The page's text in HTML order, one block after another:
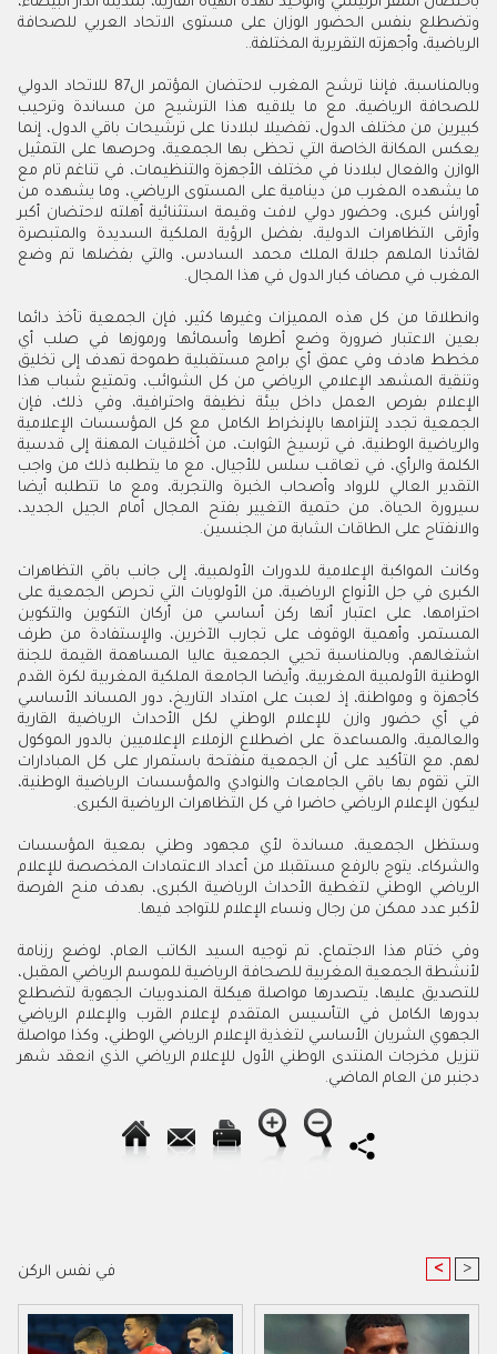
وتضطلع بنفس الحضور الوزان على مستوى الاتحاد العربي للصحافة
الرياضية، وأجهزته التقريرية المختلفة..
وبالمناسبة، فإننا ترشح المغرب لاحتضان المؤتمر ال87 للاتحاد الدولي
للصحافة الرياضية، مع ما يلاقيه هذا الترشيح من مساندة وترحيب
كبيرين من مختلف الدول، تفضيلا لبلادنا على ترشيحات باقي الدول، إنما
يعكس المكانة الخاصة التي تحظى بها الجمعية، وحرصها على التمثيل
الوازن والفعال لبلادنا في مختلف الأجهزة والتنظيمات، في تناغم تام مع
ما يشهده المغرب من دينامية على المستوى الرياضي، وما يشهده من
أوراش كبرى، وحضور دولي لافت وقيمة استثنائية أهلته لاحتضان أكبر
وأرقى التظاهرات الدولية، بفضل الرؤية الملكية السديدة والمتبصرة
لقائدنا الملهم جلالة الملك محمد السادس، والتي بفضلها تم وضع
المغرب في مصاف كبار الدول في هذا المجال.
وانطلاقا من كل هذه المميزات وغيرها كثير، فإن الجمعية تأخذ دائما
بعين الاعتبار ضرورة وضع أطرها وأسمائها ورموزها في صلب أي
مخطط هادف وفي عمق أي برامج مستقبلية طموحة تهدف إلى تخليق
وتنقية المشهد الإعلامي الرياضي من كل الشوائب، وتمتيع شباب هذا
الإعلام بفرص العمل داخل بيئة نظيفة واحترافية، وفي ذلك، فإن
الجمعية تجدد إلتزامها بالإنخراط الكامل مع كل المؤسسات الإعلامية
والرياضية الوطنية، في ترسيخ الثوابت، من أخلاقيات المهنة إلى قدسية
الكلمة والرأي، في تعاقب سلس للأجيال، مع ما يتطلبه ذلك من واجب
التقدير العالي للرواد وأصحاب الخبرة والتجربة، ومع ما تتطلبه أيضا
سيرورة الحياة، من حتمية التغيير بفتح المجال أمام الجيل الجديد،
والانفتاح على الطاقات الشابة من الجنسين.
وكانت المواكبة الإعلامية للدورات الأولمبية، إلى جانب باقي التظاهرات
الكبرى في جل الأنواع الرياضية، من الأولويات التي تحرص الجمعية على
احترامها، على اعتبار أنها ركن أساسي من أركان التكوين والتكوين
المستمر، وأهمية الوقوف على تجارب الآخرين، والإستفادة من طرف
اشتغالهم، وبالمناسبة تحيي الجمعية عاليا المساهمة القيمة للجنة
الوطنية الأولمبية المغربية، وأيضا الجامعة الملكية المغربية لكرة القدم
كأجهزة و ومواطنة، إذ لعبت على امتداد التاريخ، دور المساند الأساسي
في أي حضور وازن للإعلام الوطني لكل الأحداث الرياضية القارية
والعالمية، والمساعدة على اضطلاع الزملاء الإعلاميين بالدور الموكول
لهم، مع التأكيد على أن الجمعية منفتحة باستمرار على كل المبادارات
التي تقوم بها باقي الجامعات والنوادي والمؤسسات الرياضية الوطنية،
ليكون الإعلام الرياضي حاضرا في كل التظاهرات الرياضية الكبرى.
وستظل الجمعية، مساندة لأي مجهود وطني بمعية المؤسسات
والشركاء، يتوج بالرفع مستقبلا من أعداد الاعتمادات المخصصة للإعلام
الرياضي الوطني لتغطية الأحداث الرياضية الكبرى، بهدف منح الفرصة
لأكبر عدد ممكن من رجال ونساء الإعلام للتواجد فيها.
وفي ختام هذا الاجتماع، تم توجيه السيد الكاتب العام، لوضع رزنامة
لأنشطة الجمعية المغربية للصحافة الرياضية للموسم الرياضي المقبل،
للتصديق عليها، يتصدرها مواصلة هيكلة المندوبيات الجهوية لتضطلع
بدورها الكامل في التأسيس المتقدم لإعلام القرب والإعلام الرياضي
الجهوي الشريان الأساسي لتغذية الإعلام الرياضي الوطني، وكذا مواصلة
تنزيل مخرجات المنتدى الوطني الأول للإعلام الرياضي الذي انعقد شهر
دجنبر من العام الماضي.
في نفس الركن < >